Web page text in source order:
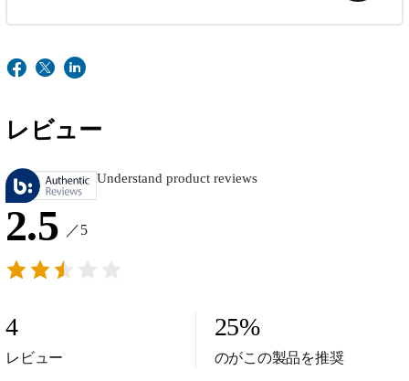
レビュー
Understand product reviews
2.5 ／5
4
レビュー
25%
のがこの製品を推奨